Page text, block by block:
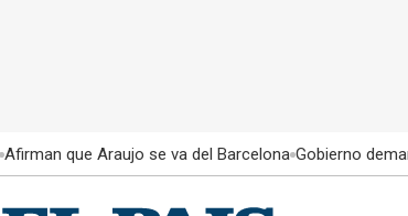
Afirman que Araujo se va del Barcelona Gobierno